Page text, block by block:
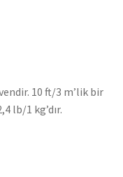
10 ft/3 m’lik bir
lb/1 kg’dır.